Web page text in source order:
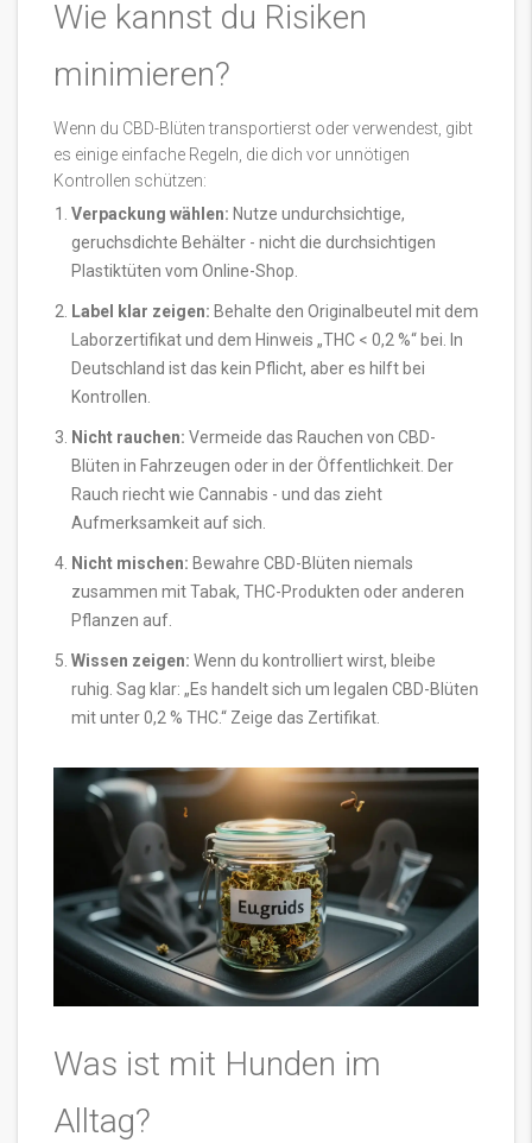
Wie kannst du Risiken
minimieren?
Wenn du CBD-Blüten transportierst oder verwendest, gibt
es einige einfache Regeln, die dich vor unnötigen
Kontrollen schützen:
Verpackung wählen: Nutze undurchsichtige,
geruchsdichte Behälter - nicht die durchsichtigen
Plastiktüten vom Online-Shop.
Label klar zeigen: Behalte den Originalbeutel mit dem
Laborzertifikat und dem Hinweis „THC < 0,2 %“ bei. In
Deutschland ist das kein Pflicht, aber es hilft bei
Kontrollen.
Nicht rauchen: Vermeide das Rauchen von CBD-
Blüten in Fahrzeugen oder in der Öffentlichkeit. Der
Rauch riecht wie Cannabis - und das zieht
Aufmerksamkeit auf sich.
Nicht mischen: Bewahre CBD-Blüten niemals
zusammen mit Tabak, THC-Produkten oder anderen
Pflanzen auf.
Wissen zeigen: Wenn du kontrolliert wirst, bleibe
ruhig. Sag klar: „Es handelt sich um legalen CBD-Blüten
mit unter 0,2 % THC.“ Zeige das Zertifikat.
Was ist mit Hunden im
Alltag?